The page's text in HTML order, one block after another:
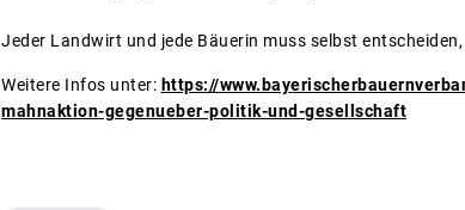
Jeder Landwirt und jede Bäuerin muss selbst
Weitere Infos unter: https://
mahnaktion-gegenueber-politik-und-gesellschaft